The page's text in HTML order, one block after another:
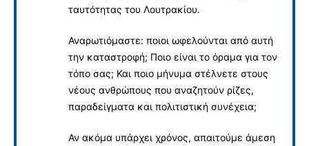
ταυτότητας του Λουτρακίου.
Αναρωτιόμαστε: ποιοι ωφελούνται από αυτή
την καταστροφή; Ποιο είναι το όραμα για τον
τόπο σας; Και ποιο μήνυμα στέλνετε στους
νέους ανθρώπους που αναζητούν ρίζες,
παραδείγματα και πολιτιστική συνέχεια;
Αν ακόμα υπάρχει χρόνος, απαιτούμε άμεση